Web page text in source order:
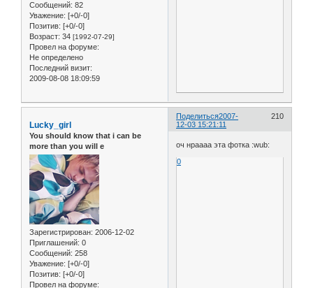
Сообщений: 82
Уважение: [+0/-0]
Позитив: [+0/-0]
Возраст: 34 [1992-07-29]
Провел на форуме:
Не определено
Последний визит:
2009-08-08 18:09:59
Поделиться 210
2007-
12-03 15:21:11
Lucky_girl
You should know that i can be
more than you will e
Зарегистрирован: 2006-12-02
Приглашений: 0
Сообщений: 258
Уважение: [+0/-0]
Позитив: [+0/-0]
Провел на форуме:
оч нраааа эта фотка :wub:
0